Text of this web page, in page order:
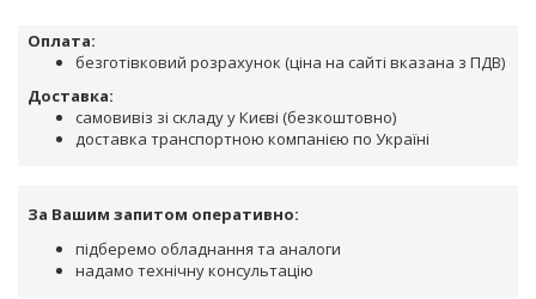
Оплата:
безготівковий розрахунок (ціна на сайті вказана з ПДВ)
Доставка:
самовивіз зі складу у Києві (безкоштовно)
доставка транспортною компанією по Україні
За Вашим запитом оперативно:
підберемо обладнання та аналоги
надамо технічну консультацію